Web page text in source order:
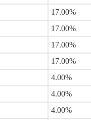
17.00%
17.00%
17.00%
17.00%
4.00%
4.00%
4.00%